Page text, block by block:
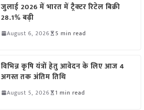
जुलाई 2026 में भारत में ट्रैक्टर रिटेल बिक्री
28.1% बढ़ी
August 6, 2026 5 min read
विभिन्न कृषि यंत्रों हेतु आवेदन के लिए आज 4
अगस्त तक अंतिम तिथि
August 5, 2026 1 min read